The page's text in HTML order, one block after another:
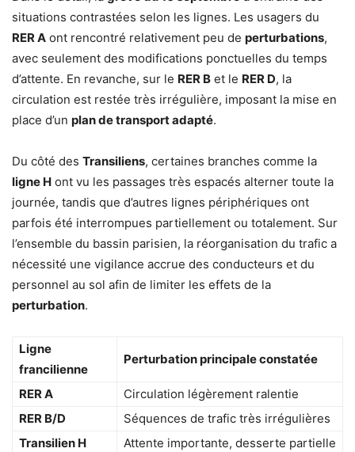
situations contrastées selon les lignes. Les usagers du
RER A ont rencontré relativement peu de perturbations,
avec seulement des modifications ponctuelles du temps
d’attente. En revanche, sur le RER B et le RER D, la
circulation est restée très irrégulière, imposant la mise en
place d’un plan de transport adapté.
Du côté des Transiliens, certaines branches comme la
ligne H ont vu les passages très espacés alterner toute la
journée, tandis que d’autres lignes périphériques ont
parfois été interrompues partiellement ou totalement. Sur
l’ensemble du bassin parisien, la réorganisation du trafic a
nécessité une vigilance accrue des conducteurs et du
personnel au sol afin de limiter les effets de la
perturbation.
Ligne
francilienne
Perturbation principale constatée
RER A
Circulation légèrement ralentie
RER B/D
Séquences de trafic très irrégulières
Transilien H
Attente importante, desserte partielle